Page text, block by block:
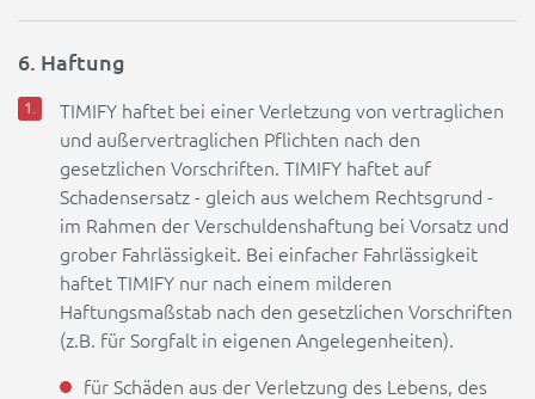
6. Haftung
TIMIFY haftet bei einer Verletzung von vertraglichen
und außervertraglichen Pflichten nach den
gesetzlichen Vorschriften. TIMIFY haftet auf
Schadensersatz - gleich aus welchem Rechtsgrund -
im Rahmen der Verschuldenshaftung bei Vorsatz und
grober Fahrlässigkeit. Bei einfacher Fahrlässigkeit
haftet TIMIFY nur nach einem milderen
Haftungsmaßstab nach den gesetzlichen Vorschriften
(z.B. für Sorgfalt in eigenen Angelegenheiten).
für Schäden aus der Verletzung des Lebens, des